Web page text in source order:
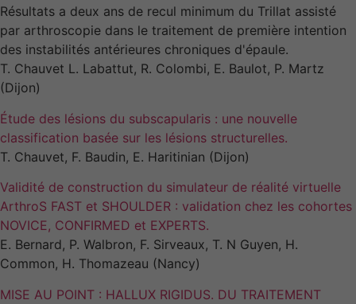
Résultats a deux ans de recul minimum du Trillat assisté
par arthroscopie dans le traitement de première intention
des instabilités antérieures chroniques d'épaule.
T. Chauvet L. Labattut, R. Colombi, E. Baulot, P. Martz
(Dijon)
Étude des lésions du subscapularis : une nouvelle
classification basée sur les lésions structurelles.
T. Chauvet, F. Baudin, E. Haritinian (Dijon)
Validité de construction du simulateur de réalité virtuelle
ArthroS FAST et SHOULDER : validation chez les cohortes
NOVICE, CONFIRMED et EXPERTS.
E. Bernard, P. Walbron, F. Sirveaux, T. N Guyen, H.
Common, H. Thomazeau (Nancy)
MISE AU POINT : HALLUX RIGIDUS. DU TRAITEMENT